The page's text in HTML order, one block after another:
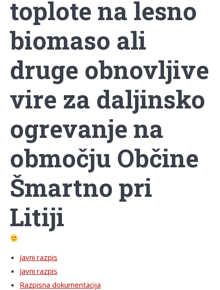
toplote na lesno
biomaso ali
druge obnovljive
vire za daljinsko
ogrevanje na
območju Občine
Šmartno pri
Litiji
Javni razpis
Javni razpis
Razpisna dokumentacija